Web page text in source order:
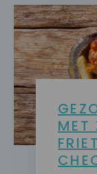
MET